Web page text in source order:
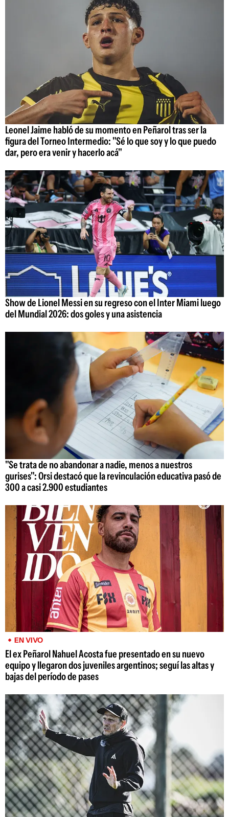
Leonel Jaime habló de su momento en Peñarol tras ser la
figura del Torneo Intermedio: "Sé lo que soy y lo que puedo
dar, pero era venir y hacerlo acá"
Show de Lionel Messi en su regreso con el Inter Miami luego
del Mundial 2026: dos goles y una asistencia
"Se trata de no abandonar a nadie, menos a nuestros
gurises": Orsi destacó que la revinculación educativa pasó de
300 a casi 2.900 estudiantes
EN VIVO
El ex Peñarol Nahuel Acosta fue presentado en su nuevo
equipo y llegaron dos juveniles argentinos; seguí las altas y
bajas del período de pases